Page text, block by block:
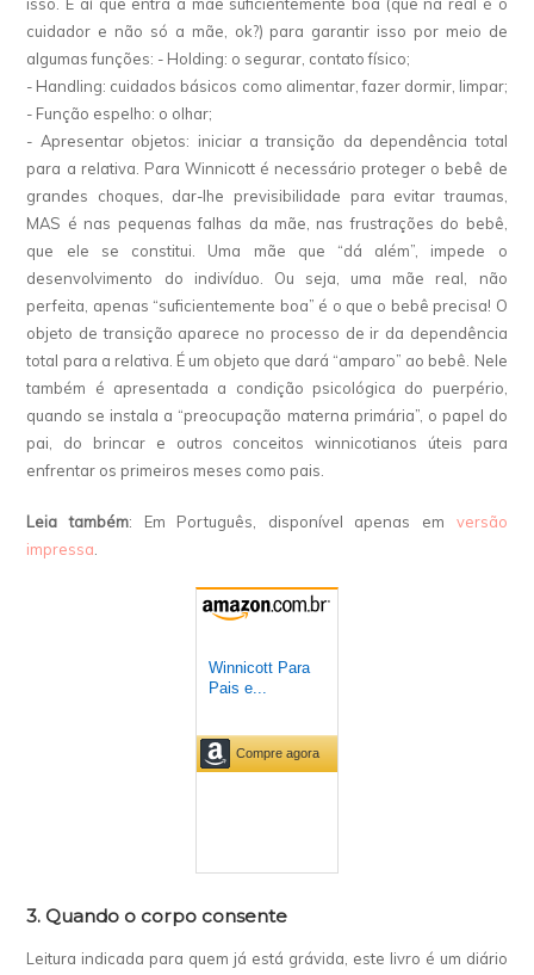
cuidador e não só a mãe, ok?) para garantir isso por meio de
algumas funções: - Holding: o segurar, contato físico;
- Handling: cuidados básicos como alimentar, fazer dormir, limpar;
- Função espelho: o olhar;
- Apresentar objetos: iniciar a transição da dependência total
para a relativa. Para Winnicott é necessário proteger o bebê de
grandes choques, dar-lhe previsibilidade para evitar traumas,
MAS é nas pequenas falhas da mãe, nas frustrações do bebê,
que ele se constitui. Uma mãe que “dá além”, impede o
desenvolvimento do indivíduo. Ou seja, uma mãe real, não
perfeita, apenas “suficientemente boa” é o que o bebê precisa! O
objeto de transição aparece no processo de ir da dependência
total para a relativa. É um objeto que dará “amparo” ao bebê. Nele
também é apresentada a condição psicológica do puerpério,
quando se instala a “preocupação materna primária”, o papel do
pai, do brincar e outros conceitos winnicotianos úteis para
enfrentar os primeiros meses como pais.
Leia também: Em Português, disponível apenas em versão
impressa
3. Quando o corpo consente
Leitura indicada para quem já está grávida, este livro é um diário